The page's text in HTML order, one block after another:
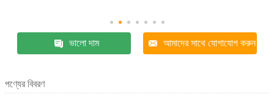
ভালো দাম আমাদের সাথে যোগাযোগ করুন
পণ্যের বিবরণ